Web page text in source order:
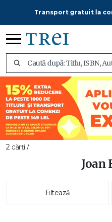
Transport gratuit la
2 cărți /
Joan
Filtează